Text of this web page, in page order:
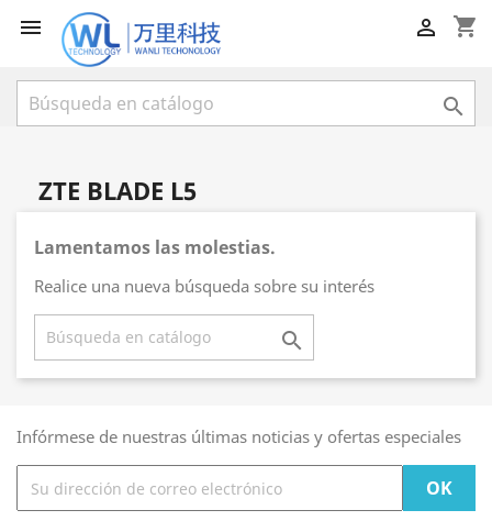
 shopping_cart


ZTE BLADE L5
Lamentamos las molestias.
Realice una nueva búsqueda sobre su interés

Infórmese de nuestras últimas noticias y ofertas especiales